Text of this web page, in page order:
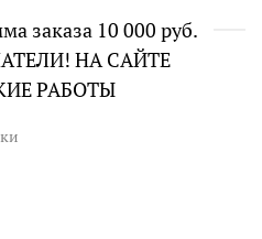
заказа 10 000 руб.
НА САЙТЕ
РАБОТЫ